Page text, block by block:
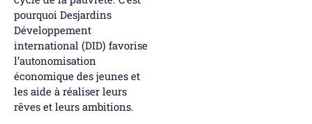
pourquoi Desjardins
Développement
international (DID) favorise
l’autonomisation
économique des jeunes et
les aide à réaliser leurs
rêves et leurs ambitions.